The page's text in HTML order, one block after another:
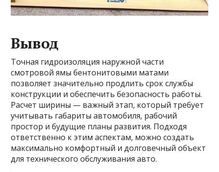
Вывод
Точная гидроизоляция наружной части
смотровой ямы бентонитовыми матами
позволяет значительно продлить срок службы
конструкции и обеспечить безопасность работы.
Расчет ширины — важный этап, который требует
учитывать габариты автомобиля, рабочий
простор и будущие планы развития. Подходя
ответственно к этим аспектам, можно создать
максимально комфортный и долговечный объект
для технического обслуживания авто.